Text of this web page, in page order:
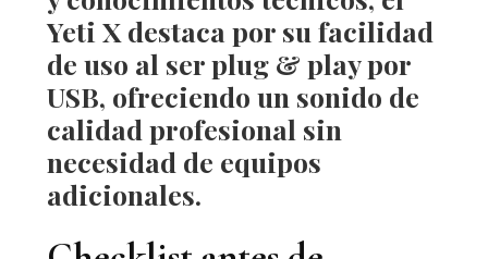
Yeti X destaca por su facilidad
de uso al serplug & play por
USB, ofreciendo un sonido de
calidad profesional sin
necesidad de equipos
adicionales.